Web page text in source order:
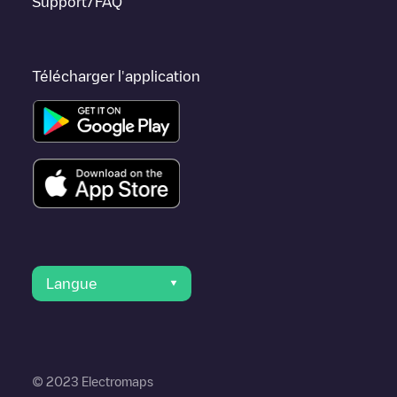
(temporary)
. Vous pouvez utiliser la géolocalisation pour
Télécharger l'application
Langue
© 2023 Electromaps